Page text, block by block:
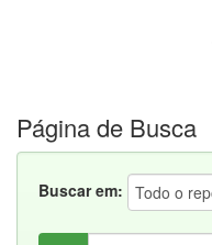
Página de Busca
Buscar em: